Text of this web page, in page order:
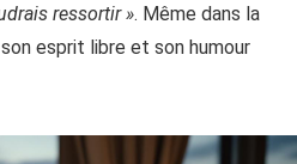
ressortir ». Même dans la
esprit libre et son humour